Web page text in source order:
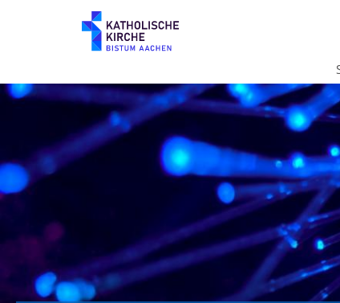
Zum Inhalt springen